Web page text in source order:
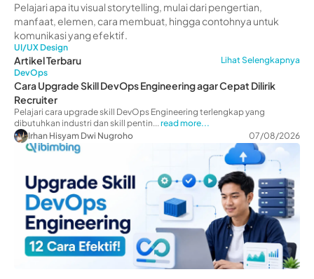
Pelajari apa itu visual storytelling, mulai dari pengertian,
manfaat, elemen, cara membuat, hingga contohnya untuk
komunikasi yang efektif.
UI/UX Design
Artikel Terbaru
Lihat Selengkapnya
DevOps
Cara Upgrade Skill DevOps Engineering agar Cepat Dilirik
Recruiter
Pelajari cara upgrade skill DevOps Engineering terlengkap yang
dibutuhkan industri dan skill pentin...read more...
Irhan Hisyam Dwi Nugroho
07/08/2026